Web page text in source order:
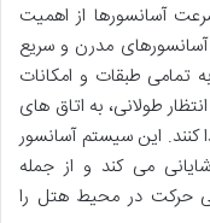
کارایی و سرعت آسانسورها از اهمیت
آسانسورهای مدرن و سریع
تمامی طبقات و امکانات
طولانی، به اتاق های
کنند. این سیستم آسانسور
می کند و از جمله
حرکت در محیط هتل را